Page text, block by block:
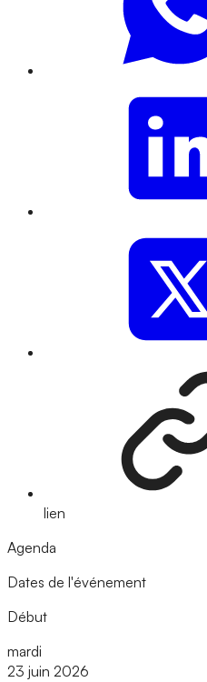
lien
Agenda
Dates de l'événement
Début
mardi
23 juin 2026